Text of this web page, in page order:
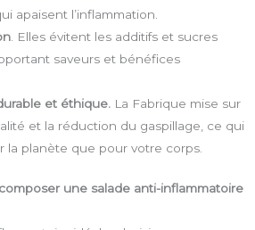
apaisent l’inflammation.
. Elles évitent les additifs et sucres
saveurs et bénéfices
et éthique. La Fabrique mise sur
et la réduction du gaspillage, ce qui
la planète que pour votre corps.
une salade anti-inflammatoire